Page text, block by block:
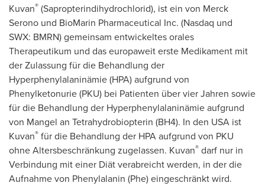
Kuvan® (Sapropterindihydrochlorid), ist ein von Merck
Serono und BioMarin Pharmaceutical Inc. (Nasdaq und
SWX: BMRN) gemeinsam entwickeltes orales
Therapeutikum und das europaweit erste Medikament mit
der Zulassung für die Behandlung der
Hyperphenylalaninämie (HPA) aufgrund von
Phenylketonurie (PKU) bei Patienten über vier Jahren sowie
für die Behandlung der Hyperphenylalaninämie aufgrund
von Mangel an Tetrahydrobiopterin (BH4). In den USA ist
Kuvan® für die Behandlung der HPA aufgrund von PKU
ohne Altersbeschränkung zugelassen. Kuvan® darf nur in
Verbindung mit einer Diät verabreicht werden, in der die
Aufnahme von Phenylalanin (Phe) eingeschränkt wird.